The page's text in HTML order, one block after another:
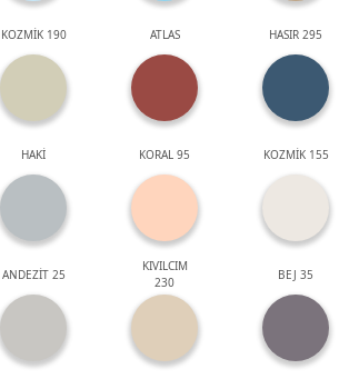
KOZMİK 190 ATLAS HASIR 295
HAKİ KORAL 95 KOZMİK 155
ANDEZİT 25
KIVILCIM
230
BEJ 35